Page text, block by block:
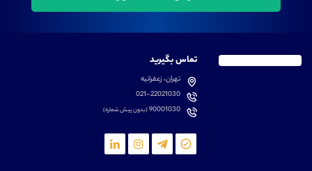
تماس بگیرید
تهران، زعفرانیه
021-22021030
90001030(بدون پیش شماره)